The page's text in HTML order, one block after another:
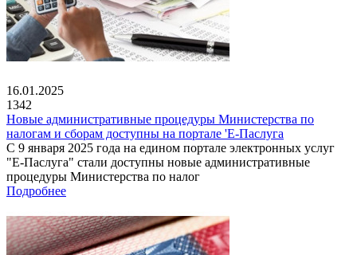
16.01.2025
1342
Новые административные процедуры Министерства по
налогам и сборам доступны на портале 'Е-Паслуга
С 9 января 2025 года на едином портале электронных услуг
"Е-Паслуга" стали доступны новые административные
процедуры Министерства по налог
Подробнее